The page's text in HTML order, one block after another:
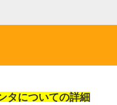
タについての詳細